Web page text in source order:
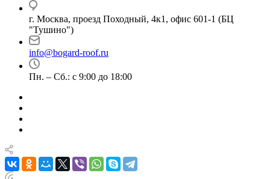
г. Москва, проезд Походный, 4к1, офис 601-1 (БЦ
"Тушино")
info@bogard-roof.ru
Пн. – Сб.: с 9:00 до 18:00